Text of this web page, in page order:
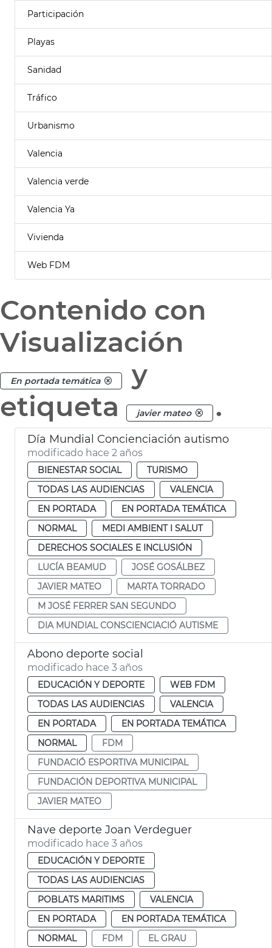
Participación
Playas
Sanidad
Tráfico
Urbanismo
Valencia
Valencia verde
Valencia Ya
Vivienda
Web FDM
Contenido con
Visualización
En portada temática
y
etiqueta
javier mateo .
Día Mundial Concienciación autismo
modificado hace 2 años
BIENESTAR SOCIAL
TURISMO
TODAS LAS AUDIENCIAS
VALENCIA
EN PORTADA
EN PORTADA TEMÁTICA
NORMAL
MEDI AMBIENT I SALUT
DERECHOS SOCIALES E INCLUSIÓN
LUCÍA BEAMUD
JOSÉ GOSÁLBEZ
JAVIER MATEO
MARTA TORRADO
M JOSÉ FERRER SAN SEGUNDO
DIA MUNDIAL CONSCIENCIACIÓ AUTISME
Abono deporte social
modificado hace 3 años
EDUCACIÓN Y DEPORTE
WEB FDM
TODAS LAS AUDIENCIAS
VALENCIA
EN PORTADA
EN PORTADA TEMÁTICA
NORMAL
FDM
FUNDACIÓ ESPORTIVA MUNICIPAL
FUNDACIÓN DEPORTIVA MUNICIPAL
JAVIER MATEO
Nave deporte Joan Verdeguer
modificado hace 3 años
EDUCACIÓN Y DEPORTE
TODAS LAS AUDIENCIAS
POBLATS MARITIMS
VALENCIA
EN PORTADA
EN PORTADA TEMÁTICA
NORMAL
FDM EL GRAU